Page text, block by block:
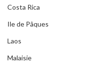
Costa Rica
Ile de Pâques
Laos
Malaisie